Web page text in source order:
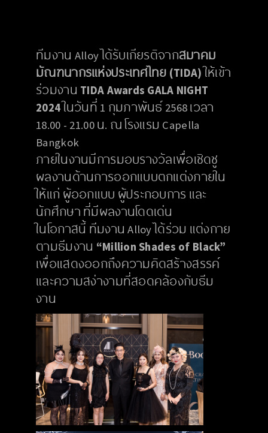
ทีมงาน Alloy ได้รับเกียรติจากสมาคม
มัณฑนากรแห่งประเทศไทย (TIDA) ให้เข้า
ร่วมงาน TIDA Awards GALA NIGHT
2024 ในวันที่ 1 กุมภาพันธ์ 2568 เวลา
18.00 - 21.00 น. ณ โรงแรม Capella
Bangkok
ภายในงานมีการมอบรางวัลเพื่อเชิดชู
ผลงานด้านการออกแบบตกแต่งภายใน
ให้แก่ ผู้ออกแบบ ผู้ประกอบการ และ
นักศึกษา ที่มีผลงานโดดเด่น
ในโอกาสนี้ ทีมงาน Alloy ได้ร่วม แต่งกาย
ตามธีมงาน “Million Shades of Black”
เพื่อแสดงออกถึงความคิดสร้างสรรค์
และความสง่างามที่สอดคล้องกับธีม
งาน